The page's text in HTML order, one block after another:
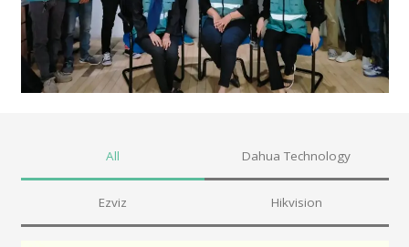
All Dahua Technology
Ezviz Hikvision